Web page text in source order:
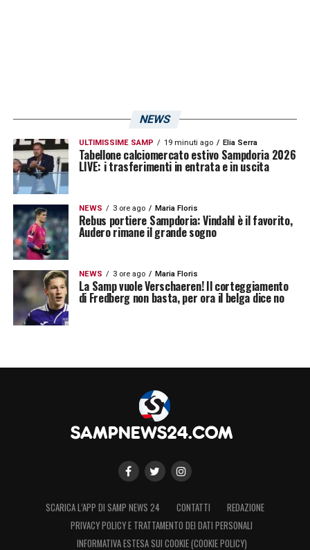
NEWS
ULTIMISSIME SAMP 19 minuti ago Elia Serra
Tabellone calciomercato estivo Sampdoria 2026
LIVE: i trasferimenti in entrata e in uscita
NEWS 3 ore ago Maria Floris
Rebus portiere Sampdoria: Vindahl è il favorito,
Audero rimane il grande sogno
NEWS 3 ore ago Maria Floris
La Samp vuole Verschaeren! Il corteggiamento
di Fredberg non basta, per ora il belga dice no
SCARICA L’APP DI SAMP NEWS 24 CONTATTI
REDAZIONE
PRIVACY POLICY E TRATTAMENTO DEI DATI PERSONALI
INFORMATIVA ESTESA SUI COOKIE (COOKIE POLICY)